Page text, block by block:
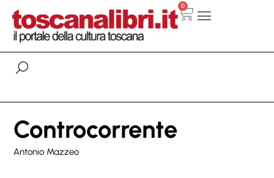
0
Controcorrente
Antonio Mazzeo